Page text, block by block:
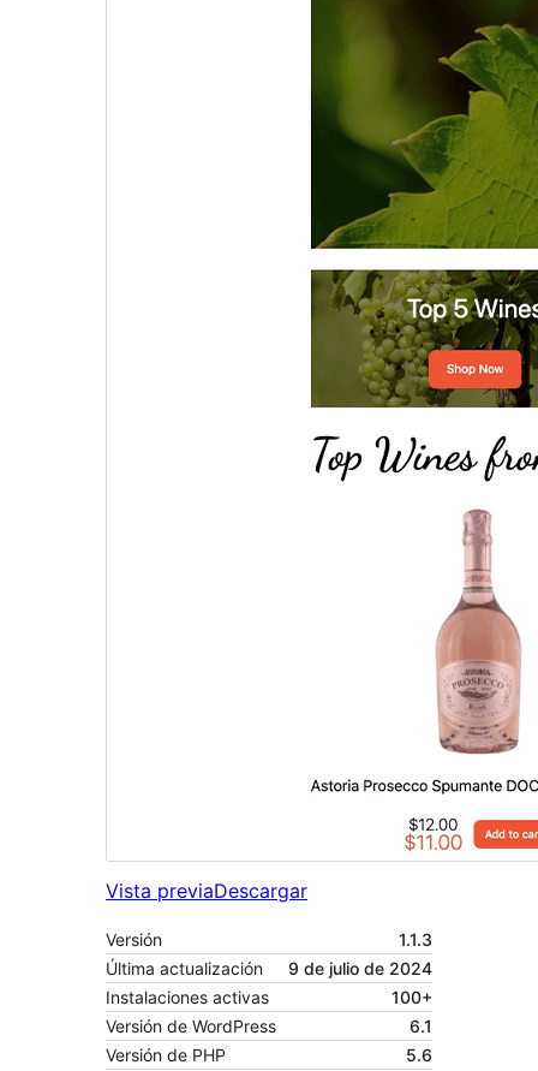
Vista previaDescargar
Versión
1.1.3
Última actualización
9 de julio de 2024
Instalaciones activas
100+
Versión de WordPress
6.1
Versión de PHP
5.6